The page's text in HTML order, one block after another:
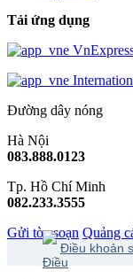
Tải ứng dụng
Đường dây nóng
Hà Nội
083.888.0123
Tp. Hồ Chí Minh
082.233.3555
Gửi tòa soạn Quảng
Điều khoản